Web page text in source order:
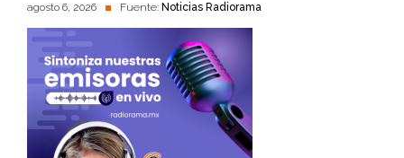
agosto 6, 2026 Fuente: Noticias Radiorama